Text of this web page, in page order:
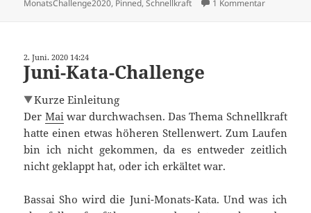
MonatsChallenge2020, Pinned,Schnellkraft 1 Kommentar
2. Juni. 2020 14:24
Juni-Kata-Challenge
Kurze Einleitung
Der Maiwar durchwachsen. Das Thema Schnellkraft
hatte einen etwas höheren Stellenwert. Zum Laufen
bin ich nicht gekommen, da es entweder zeitlich
nicht geklappt hat, oder ich erkältet war.
Bassai Sho wird die Juni-Monats-Kata. Und was ich